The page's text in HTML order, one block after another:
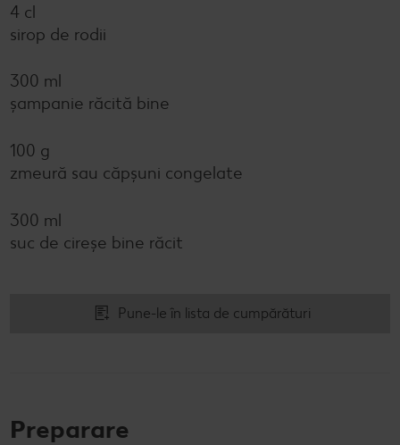
4 cl
sirop de rodii
300 ml
șampanie răcită bine
100 g
zmeură sau căpșuni congelate
300 ml
suc de cireșe bine răcit
Pune-le în lista de cumpărături
Preparare